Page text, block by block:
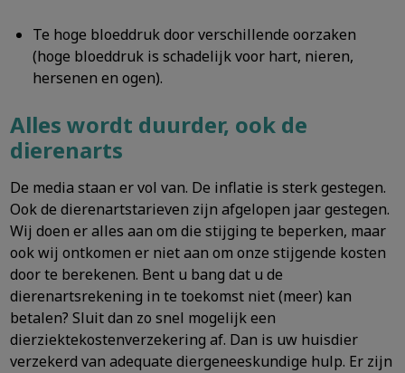
Te hoge bloeddruk door verschillende oorzaken
(hoge bloeddruk is schadelijk voor hart, nieren,
hersenen en ogen).
Alles wordt duurder, ook de
dierenarts
De media staan er vol van. De inflatie is sterk gestegen.
Ook de dierenartstarieven zijn afgelopen jaar gestegen.
Wij doen er alles aan om die stijging te beperken, maar
ook wij ontkomen er niet aan om onze stijgende kosten
door te berekenen. Bent u bang dat u de
dierenartsrekening in te toekomst niet (meer) kan
betalen? Sluit dan zo snel mogelijk een
dierziektekostenverzekering af. Dan is uw huisdier
verzekerd van adequate diergeneeskundige hulp. Er zijn